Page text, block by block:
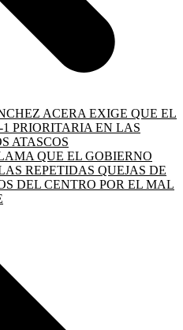
ACERA EXIGE QUE EL
PRIORITARIA EN LAS
ATASCOS
QUE EL GOBIERNO
REPETIDAS QUEJAS DE
DEL CENTRO POR EL MAL